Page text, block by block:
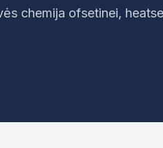
chemija ofsetinei,